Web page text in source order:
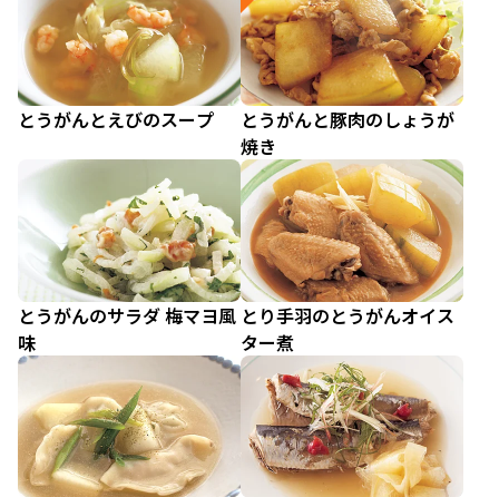
とうがんとえびのスープ
とうがんと豚肉のしょうが
焼き
とうがんのサラダ 梅マヨ風
味
とり手羽のとうがんオイス
ター煮